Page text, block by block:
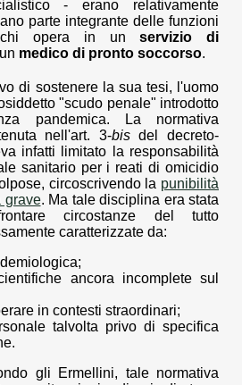
- erano relativamente
parte integrante delle funzioni
chi opera in unservizio di
medico di pronto soccorso.
di sostenere la sua tesi, l'uomo
"scudo penale" introdotto
pandemica. La normativa
nell'art. 3-bisdel decreto-
infatti limitato la responsabilità
sanitario per i reati di omicidio
circoscrivendo la punibilità
grave. Ma tale disciplina era stata
circostanze del tutto
caratterizzate da:
ancora incomplete sul
in contesti straordinari;
talvolta privo di specifica
gli Ermellini, tale normativa